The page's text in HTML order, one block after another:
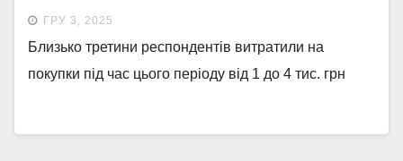
ГРУ 3, 2025
Близько третини респондентів витратили на
покупки під час цього періоду від 1 до 4 тис. грн